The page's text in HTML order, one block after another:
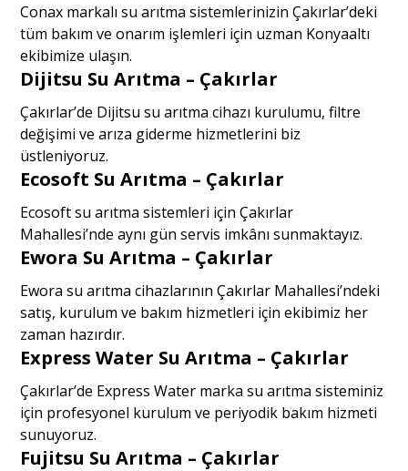
Conax markalı su arıtma sistemlerinizin Çakırlar’deki
tüm bakım ve onarım işlemleri için uzman Konyaaltı
ekibimize ulaşın.
Dijitsu Su Arıtma – Çakırlar
Çakırlar’de Dijitsu su arıtma cihazı kurulumu, filtre
değişimi ve arıza giderme hizmetlerini biz
üstleniyoruz.
Ecosoft Su Arıtma – Çakırlar
Ecosoft su arıtma sistemleri için Çakırlar
Mahallesi’nde aynı gün servis imkânı sunmaktayız.
Ewora Su Arıtma – Çakırlar
Ewora su arıtma cihazlarının Çakırlar Mahallesi’ndeki
satış, kurulum ve bakım hizmetleri için ekibimiz her
zaman hazırdır.
Express Water Su Arıtma – Çakırlar
Çakırlar’de Express Water marka su arıtma sisteminiz
için profesyonel kurulum ve periyodik bakım hizmeti
sunuyoruz.
Fujitsu Su Arıtma – Çakırlar